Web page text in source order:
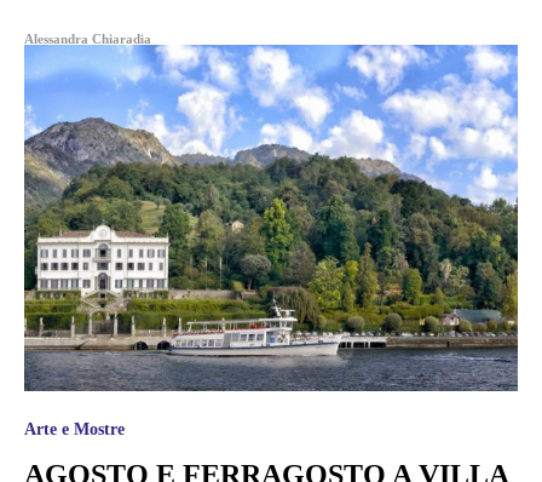
Alessandra Chiaradia
Arte e Mostre
AGOSTO E FERRAGOSTO A VILLA